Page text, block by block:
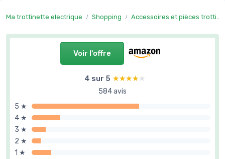
Ma trottinette electrique Shopping Accessoires et pièces trottinette électrique
Voir l'offre
4 sur 5 ★★★★★
★★★★★
584 avis
5 ★
4 ★
3 ★
2 ★
1 ★